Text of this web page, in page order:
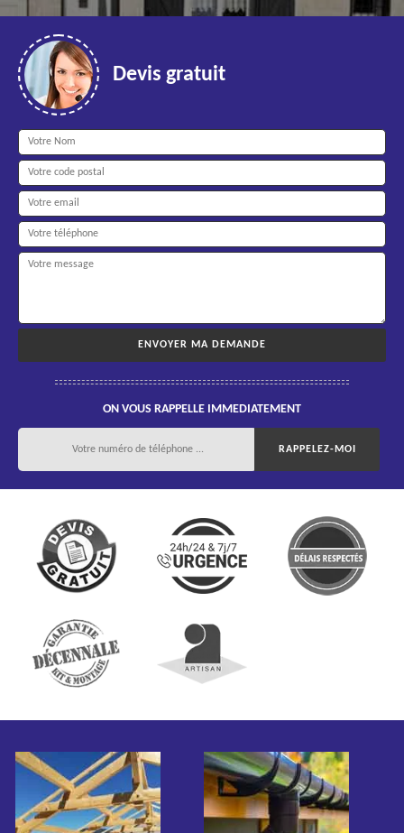
Devis gratuit
ON VOUS RAPPELLE IMMEDIATEMENT